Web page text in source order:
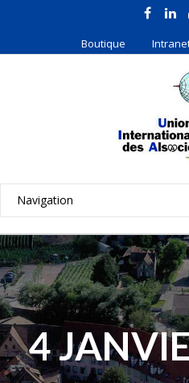
Boutique
4